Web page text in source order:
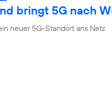
bringt 5G nach
neuer 5G-Standort ans Netz